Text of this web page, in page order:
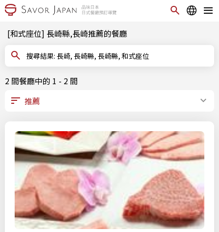
[和式座位] 長崎縣,長崎推薦的餐廳
搜尋結果: 長崎, 長崎縣, 長崎縣, 和式座位
2 間餐廳中的 1 - 2 間